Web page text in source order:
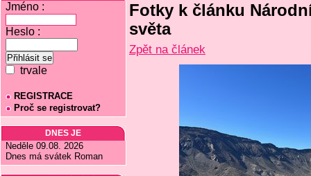
Jméno :
Heslo :
trvale
REGISTRACE
Proč se registrovat?
DNES JE
Neděle 09.08. 2026
Dnes má svátek Roman
Fotky k článku
světa
Zpět na článek